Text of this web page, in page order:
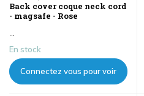
Back cover coque neck cord
- magsafe - Rose
...
En stock
Connectez vous pour voir